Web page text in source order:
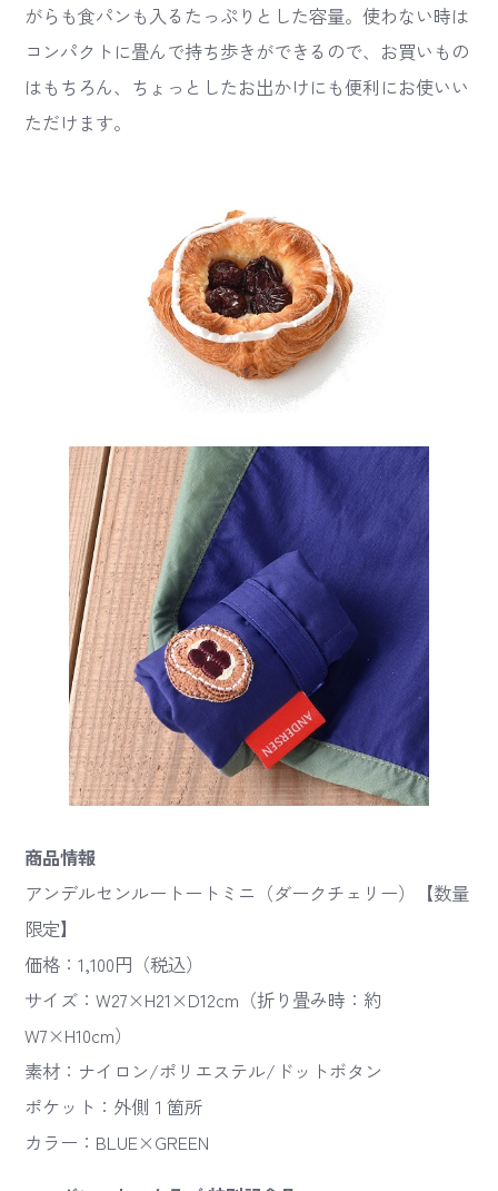
がらも食パンも入るたっぷりとした容量。使わない時は
コンパクトに畳んで持ち歩きができるので、お買いもの
はもちろん、ちょっとしたお出かけにも便利にお使いい
ただけます。
商品情報
アンデルセンルートートミニ（ダークチェリー）【数量
限定】
価格：1,100円（税込）
サイズ：W27×H21×D12cm（折り畳み時：約
W7×H10cm）
素材：ナイロン/ポリエステル/ドットボタン
ポケット：外側１箇所
カラー：BLUE×GREEN